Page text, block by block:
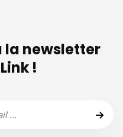
la newsletter
!